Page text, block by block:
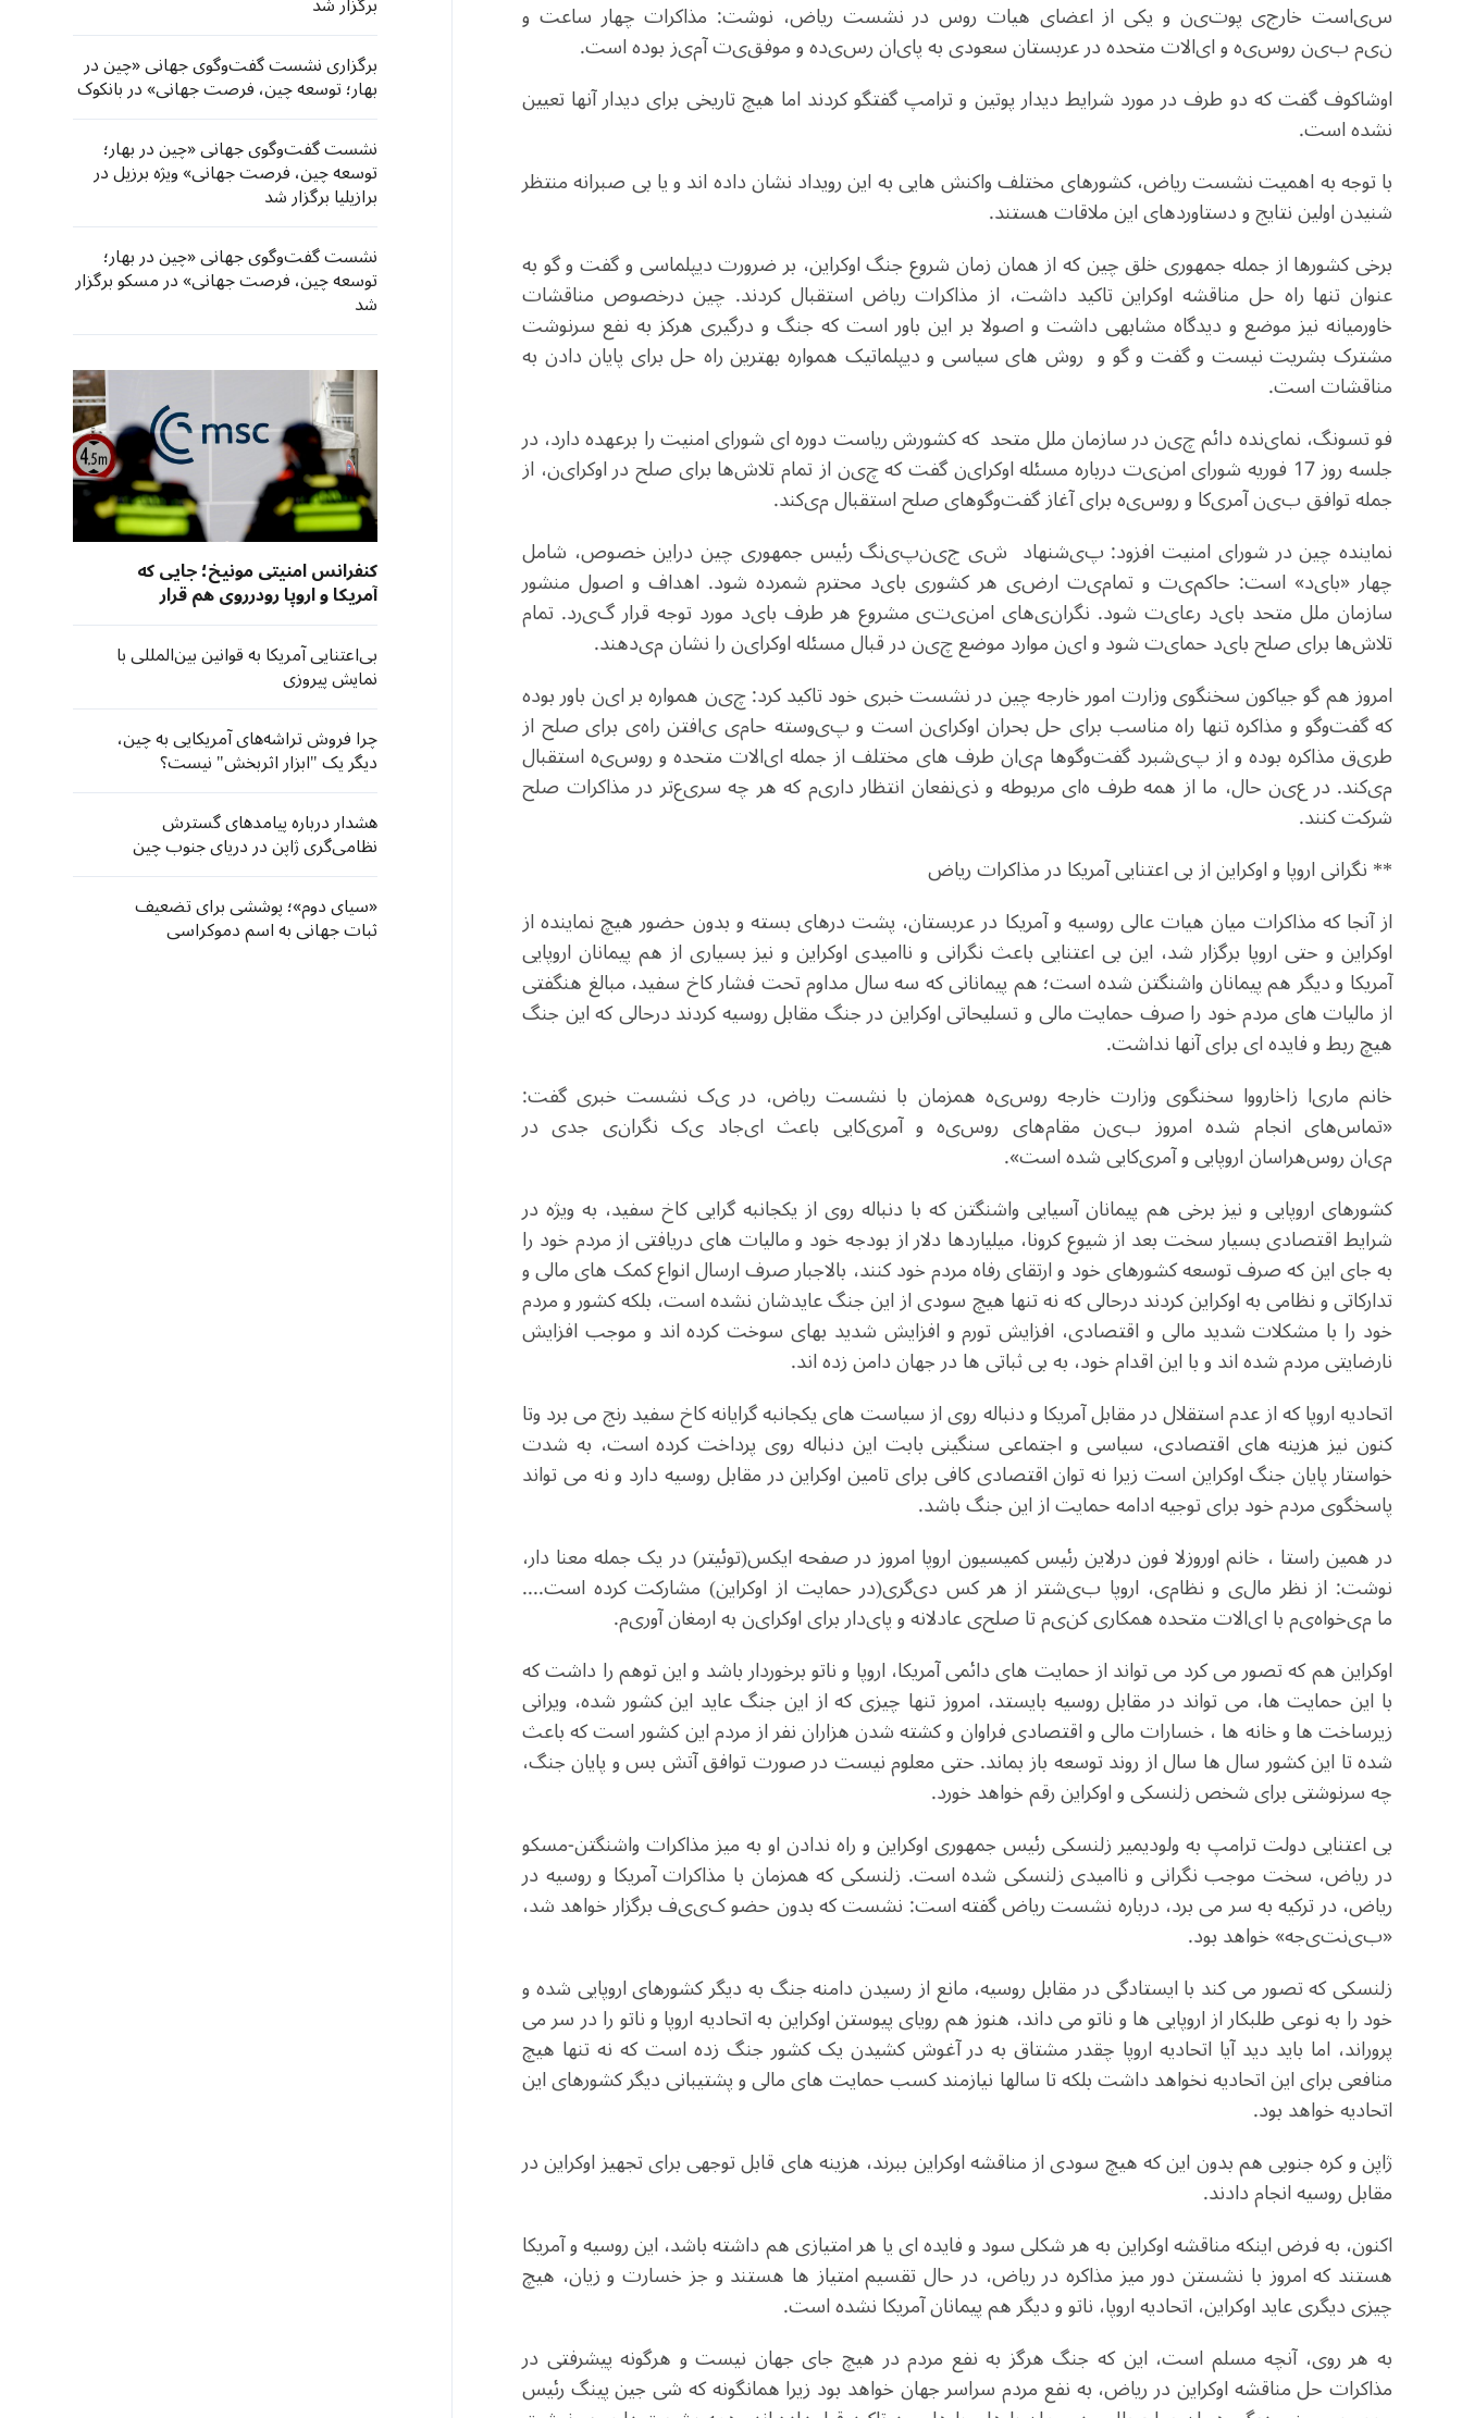
سیاست خارجیپوتین و یکی از اعضای هیات روس در نشست ریاض، نوشت: مذاکرات چهار ساعت و
نیمبینروسیهو ایالاتمتحده در عربستان سعودیبه پایانرسیدهو موفقیتآمیزبوده است.
اوشاکوف گفت که دو طرف در مورد شرایط دیدار پوتین و ترامپ گفتگو کردند اما هیچ تاریخی برای دیدار آنها تعیین
نشده است.
با توجه به اهمیت نشست ریاض، کشورهای مختلف واکنش هایی به این رویداد نشان داده اند و یا بی صبرانه منتظر
شنیدن اولین نتایج و دستاوردهای این ملاقات هستند.
برخی کشورها از جمله جمهوری خلق چین که از همان زمان شروع جنگ اوکراین، بر ضرورت دیپلماسی و گفت و گو به
عنوان تنها راه حل مناقشه اوکراین تاکید داشت، از مذاکرات ریاض استقبال کردند. چین درخصوص مناقشات
خاورمیانه نیز موضع و دیدگاه مشابهی داشت و اصولا بر این باور است که جنگ و درگیری هرکز به نفع سرنوشت
مشترک بشریت نیست و گفت و گو و روش های سیاسی و دیپلماتیک همواره بهترین راه حل برای پایان دادن به
مناقشات است.
فو تسونگ، نمایندهدائم چیندر سازمان ملل متحد که کشورش ریاست دوره ای شورای امنیت را برعهده دارد، در
جلسهروز 17 فوریه شورایامنیتدرباره مسئله اوکراینگفت که چیناز تمام تلاش‌ها برایصلح در اوکراین، از
جمله توافق بینآمریکاو روسیهبرایآغاز گفت‌وگوهایصلح استقبال می‌کند.
نماینده چین در شورای امنیتافزود: پیشنهاد شیجین‌پینگرئیس جمهوری چین دراین خصوص، شامل
چهار «باید» است: حاکمیت و تمامیت ارضی هر کشوری باید محترم شمرده شود. اهداف و اصول منشور
سازمان ملل متحد باید رعایتشود. نگرانی‌هایامنیتیمشروع هر طرف باید مورد توجه قرار گیرد. تمام
تلاش‌ها برایصلح بایدحمایتشودو اینموارد موضع چیندر قبال مسئله اوکراینرا نشان می‌دهند.
امروز هم گو جیاکون سخنگوی وزارت امور خارجه چین در نشست خبری خود تاکید کرد:چینهمواره بر اینباور بوده
که گفت‌وگو و مذاکره تنها راه مناسب برایحل بحران اوکرایناست و پیوسته حامییافتنراهی برایصلح از
طریقمذاکره بوده و از پیشبردگفت‌وگوها میانطرف های مختلف از جمله ایالاتمتحده و روسیهاستقبال
می‌کند. در عینحال، ما از همه طرف هایمربوطه و ذینفعانانتظار داریمکه هر چه سریعتردر مذاکرات صلح
شرکت کنند.
** نگرانی اروپا و اوکراین از بی اعتنایی آمریکا در مذاکرات ریاض
از آنجا که مذاکرات میان هیات عالی روسیه و آمریکا در عربستان، پشت درهای بسته و بدون حضور هیچ نماینده از
اوکراین و حتی اروپا برگزار شد، این بی اعتنایی باعث نگرانی و ناامیدی اوکراین و نیز بسیاری از هم پیمانان اروپایی
آمریکا و دیگر هم پیمانان واشنگتن شده است؛ هم پیمانانی که سه سال مداوم تحت فشار کاخ سفید، مبالغ هنگفتی
از مالیات های مردم خود را صرف حمایت مالی و تسلیحاتی اوکراین در جنگ مقابل روسیه کردند درحالی که این جنگ
هیچ ربط و فایده ای برای آنها نداشت.
خانم ماریا زاخارووا سخنگوی وزارت خارجه روسیه همزمان با نشست ریاض، در یکنشست خبریگفت:
«تماس‌هایانجام شده امروز بینمقام‌های روسیهو آمریکایی باعث ایجاد یکنگرانی جدیدر
میانروس‌هراسان اروپاییو آمریکاییشده است».
کشورهای اروپایی و نیز برخی هم پیمانان آسیایی واشنگتن که با دنباله روی از یکجانبه گرایی کاخ سفید، به ویژه در
شرایط اقتصادی بسیار سخت بعد از شیوع کرونا، میلیاردها دلار از بودجه خود و مالیات های دریافتی از مردم خود را
به جای این که صرف توسعه کشورهای خود و ارتقای رفاه مردم خود کنند، بالاجبار صرف ارسال انواع کمک های مالی و
تدارکاتی و نظامی به اوکراین کردند درحالی که نه تنها هیچ سودی از این جنگ عایدشان نشده است، بلکه کشور و مردم
خود را با مشکلات شدید مالی و اقتصادی، افزایش تورم و افزایش شدید بهای سوخت کرده اند و موجب افزایش
نارضایتی مردم شده اند و با این اقدام خود، به بی ثباتی ها در جهان دامن زده اند.
اتحادیه اروپا که از عدم استقلال در مقابل آمریکا و دنباله روی از سیاست های یکجانبه گرایانه کاخ سفید رنج می برد وتا
کنون نیز هزینه های اقتصادی، سیاسی و اجتماعی سنگینی بابت این دنباله روی پرداخت کرده است، به شدت
خواستار پایان جنگ اوکراین است زیرا نه توان اقتصادی کافی برای تامین اوکراین در مقابل روسیه دارد و نه می تواند
پاسخگوی مردم خود برای توجیه ادامه حمایت از این جنگ باشد.
در همین راستا ، خانم اوروزلا فون درلاین رئیس کمیسیون اروپا امروز در صفحه ایکس(توئیتر) در یک جمله معنا دار،
نوشت: از نظر مالی و نظامی، اروپا بیشتراز هر کس دیگری(در حمایت از اوکراین)مشارکت کرده است....
مامی‌خواهیمبا ایالاتمتحده همکاریکنیمتا صلحیعادلانه و پایداربرایاوکراینبه ارمغان آوریم.
اوکراین هم که تصور می کرد می تواند از حمایت های دائمی آمریکا، اروپا و ناتو برخوردار باشد و این توهم را داشت که
با این حمایت ها، می تواند در مقابل روسیه بایستد، امروز تنها چیزی که از این جنگ عاید این کشور شده، ویرانی
زیرساخت ها و خانه ها ، خسارات مالی و اقتصادی فراوان و کشته شدن هزاران نفر از مردم این کشور است که باعث
شده تا این کشور سال ها سال از روند توسعه باز بماند. حتی معلوم نیست در صورت توافق آتش بس و پایان جنگ،
چه سرنوشتی برای شخص زلنسکی و اوکراین رقم خواهد خورد.
بی اعتنایی دولت ترامپ به ولودیمیر زلنسکی رئیس جمهوری اوکراین و راه ندادن او به میز مذاکرات واشنگتن-مسکو
در ریاض، سخت موجب نگرانی و ناامیدی زلنسکی شده است. زلنسکی که همزمان با مذاکرات آمریکا و روسیه در
ریاض، در ترکیه به سر می برد، درباره نشست ریاض گفته است: نشست که بدون حضو کی‌یفبرگزار خواهد شد،
«بی‌نتیجه»خواهد بود.
زلنسکی که تصور می کند با ایستادگی در مقابل روسیه، مانع از رسیدن دامنه جنگ به دیگر کشورهای اروپایی شده و
خود را به نوعی طلبکار از اروپایی ها و ناتو می داند، هنوز هم رویای پیوستن اوکراین به اتحادیه اروپا و ناتو را در سر می
پروراند، اما باید دید آیا اتحادیه اروپا چقدر مشتاق به در آغوش کشیدن یک کشور جنگ زده است که نه تنها هیچ
منافعی برای این اتحادیه نخواهد داشت بلکه تا سالها نیازمند کسب حمایت های مالی و پشتیبانی دیگر کشورهای این
اتحادیه خواهد بود.
ژاپن و کره جنوبی هم بدون این که هیچ سودی از مناقشه اوکراین ببرند، هزینه های قابل توجهی برای تجهیز اوکراین در
مقابل روسیه انجام دادند.
اکنون، به فرض اینکه مناقشه اوکراین به هر شکلی سود و فایده ای یا هر امتیازی هم داشته باشد، این روسیه و آمریکا
هستند که امروز با نشستن دور میز مذاکره در ریاض، در حال تقسیم امتیاز ها هستند و جز خسارت و زیان، هیچ
چیزی دیگری عاید اوکراین، اتحادیه اروپا، ناتو و دیگر هم پیمانان آمریکا نشده است.
به هر روی، آنچه مسلم است، این که جنگ هرگز به نفع مردم در هیچ جای جهان نیست و هرگونه پیشرفتی در
مذاکرات حل مناقشه اوکراین در ریاض، به نفع مردم سراسر جهان خواهد بود زیرا همانگونه که شی جین پینگ رئیس
برگزاری نشست گفت‌وگوی جهانی «چین در
بهار؛ توسعه چین، فرصت جهانی» در بانکوک
نشست گفت‌وگوی جهانی «چین در بهار؛
توسعه چین، فرصت جهانی» ویژه برزیل در
برازیلیا برگزار شد
نشست گفت‌وگوی جهانی «چین در بهار؛
توسعه چین، فرصت جهانی» در مسکو برگزار
شد
کنفرانس امنیتی مونیخ؛ جایی که
آمریکا و اروپا رودرروی هم قرار
گرفتند
بی‌اعتنایی آمریکا به قوانین بین‌المللی با
نمایش پیروزی
چرا فروش تراشه‌های آمریکایی به چین،
دیگر یک "ابزار اثربخش" نیست؟
هشدار درباره پیامدهای گسترش
نظامی‌گری ژاپن در دریای جنوب چین
«سیای دوم»؛ پوششی برای تضعیف
ثبات جهانی به اسم دموکراسی